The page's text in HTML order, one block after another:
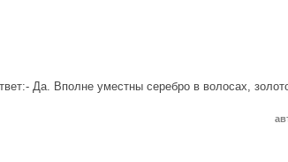
Да. Вполне уместны серебро в волосах,